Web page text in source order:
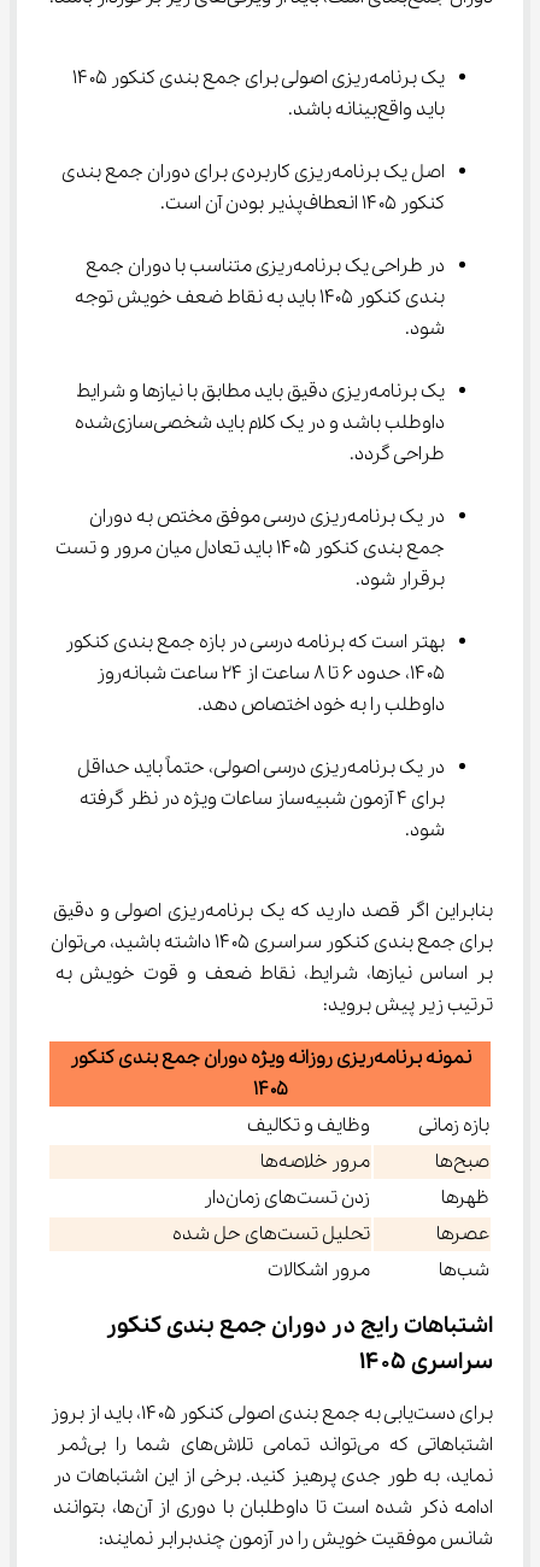
باید واقع‌بینانه باشد.
اصل یک برنامه‌ریزی کاربردی برای دوران جمع بندی
کنکور ۱۴۰۵ انعطاف‌پذیر بودن آن است.
در طراحی یک برنامه‌ریزی متناسب با دوران جمع
بندی کنکور 1405 باید به نقاط ضعف خویش توجه
شود.
یک برنامه‌ریزی دقیق باید مطابق با نیازها و شرایط
داوطلب باشد و در یک کلام باید شخصی‌سازی‌شده
طراحی گردد.
در یک برنامه‌ریزی درسی موفق مختص به دوران
جمع بندی کنکور ۱۴۰۵ باید تعادل میان مرور و تست
برقرار شود.
بهتر است که برنامه درسی در بازه جمع بندی کنکور
۱۴۰۵، حدود 6 تا 8 ساعت از 24 ساعت شبانه‌روز
داوطلب را به خود اختصاص دهد.
در یک برنامه‌ریزی درسی اصولی، حتماً باید حداقل
برای 4 آزمون شبیه‌ساز ساعات ویژه در نظر گرفته
شود.
بنابراین اگر قصد دارید که یک برنامه‌ریزی اصولی و دقیق
برای جمع بندی کنکور سراسری ۱۴۰۵ داشته باشید، می‌توان
بر اساس نیازها، شرایط، نقاط ضعف و قوت خویش به
ترتیب زیر پیش بروید:
نمونه برنامه‌ریزی روزانه ویژه دوران جمع بندی کنکور
۱۴۰۵
بازه زمانی
وظایف و تکالیف
صبح‌ها
مرور خلاصه‌ها
ظهرها
زدن تست‌های زمان‌دار
عصرها
تحلیل تست‌های حل شده
شب‌ها
مرور اشکالات
اشتباهات رایج در دوران جمع بندی کنکور
سراسری ۱۴۰۵
برای دست‌یابی به جمع بندی اصولی کنکور ۱۴۰۵، باید از بروز
اشتباهاتی که می‌تواند تمامی تلاش‌های شما را بی‌ثمر
نماید، به طور جدی پرهیز کنید. برخی از این اشتباهات در
ادامه ذکر شده است تا داوطلبان با دوری از آن‌ها، بتوانند
شانس موفقیت خویش را در آزمون چندبرابر نمایند: